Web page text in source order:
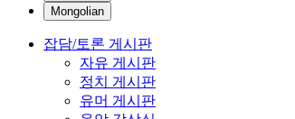
Mongolian
잡담/토론 게시판
자유 게시판
정치 게시판
유머 게시판